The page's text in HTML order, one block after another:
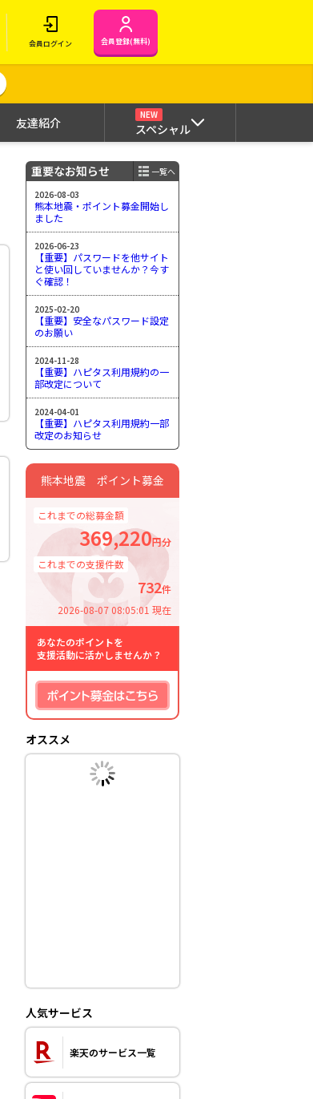
会員ログイン 会員登録(無料)
友達紹介
NEW
スペシャル
重要なお知らせ
一覧へ
2026-08-03
熊本地震・ポイント募金開始し
ました
2026-06-23
【重要】パスワードを他サイト
と使い回していませんか？今す
ぐ確認！
2025-02-20
【重要】安全なパスワード設定
のお願い
2024-11-28
【重要】ハピタス利用規約の一
部改定について
2024-04-01
【重要】ハピタス利用規約一部
改定のお知らせ
熊本地震 ポイント募金
これまでの総募金額
369,220円分
これまでの支援件数
732件
2026-08-07 08:05:01 現在
あなたのポイントを
支援活動に活かしませんか？
オススメ
人気サービス
楽天のサービス一覧